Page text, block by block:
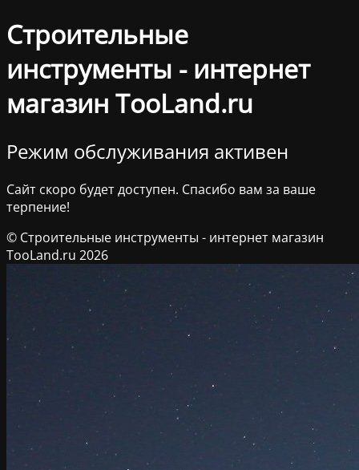
Строительные
инструменты - интернет
магазин TooLand.ru
Режим обслуживания активен
Сайт скоро будет доступен. Спасибо вам за ваше
терпение!
© Строительные инструменты - интернет магазин
TooLand.ru 2026